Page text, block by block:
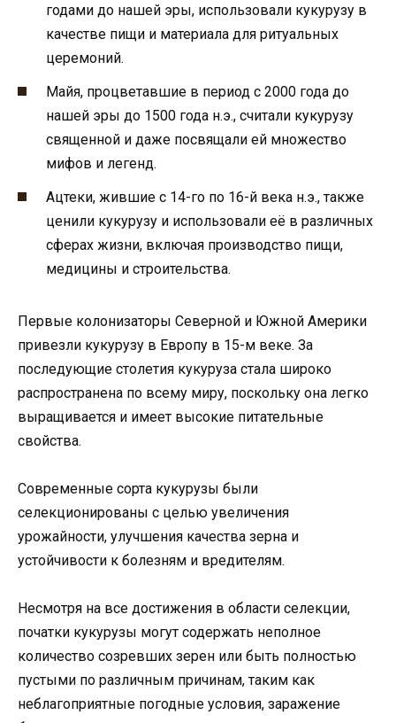
годами до нашей эры, использовали кукурузу в
качестве пищи и материала для ритуальных
церемоний.
Майя, процветавшие в период с 2000 года до
нашей эры до 1500 года н.э., считали кукурузу
священной и даже посвящали ей множество
мифов и легенд.
Ацтеки, жившие с 14-го по 16-й века н.э., также
ценили кукурузу и использовали её в различных
сферах жизни, включая производство пищи,
медицины и строительства.
Первые колонизаторы Северной и Южной Америки
привезли кукурузу в Европу в 15-м веке. За
последующие столетия кукуруза стала широко
распространена по всему миру, поскольку она легко
выращивается и имеет высокие питательные
свойства.
Современные сорта кукурузы были
селекционированы с целью увеличения
урожайности, улучшения качества зерна и
устойчивости к болезням и вредителям.
Несмотря на все достижения в области селекции,
початки кукурузы могут содержать неполное
количество созревших зерен или быть полностью
пустыми по различным причинам, таким как
неблагоприятные погодные условия, заражение